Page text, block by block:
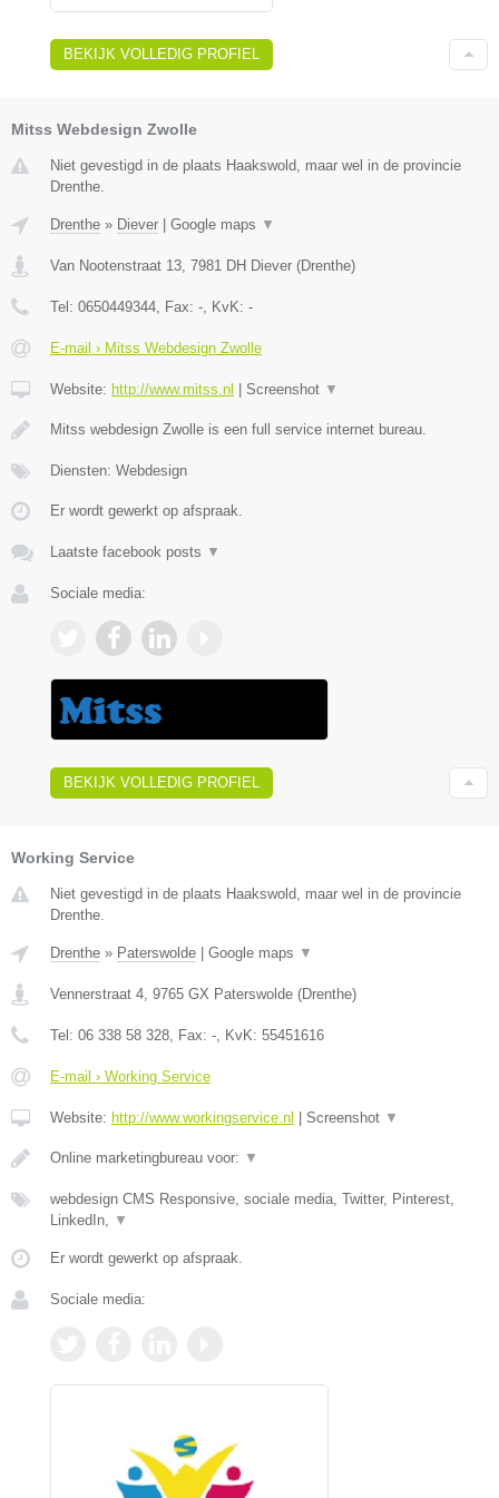
BEKIJK VOLLEDIG PROFIEL
Mitss Webdesign Zwolle
Niet gevestigd in de plaats Haakswold, maar wel in de provincie
Drenthe.
Drenthe » Diever Google maps ▼
Van Nootenstraat 13, 7981 DH Diever (Drenthe)
Tel: 0650449344, Fax: -, KvK: -
E-mail › Mitss Webdesign Zwolle
Website: http://www.mitss.nl Screenshot ▼
Mitss webdesign Zwolle is een full service internet bureau.
Diensten: Webdesign
Er wordt gewerkt op afspraak.
Laatste facebook posts ▼
Sociale media:
BEKIJK VOLLEDIG PROFIEL
Working Service
Niet gevestigd in de plaats Haakswold, maar wel in de provincie
Drenthe.
Drenthe » Paterswolde Google maps ▼
Vennerstraat 4 9765 GX Paterswolde (Drenthe)
Tel: 06 338 58 328 , Fax: - , KvK: 55451616
E-mail › Working Service
Website: http://www.workingservice.nl Screenshot ▼
Online marketingbureau voor: ▼
webdesign CMS Responsive, sociale media, Twitter, Pinterest,
LinkedIn,
▼
Er wordt gewerkt op afspraak.
Sociale media: